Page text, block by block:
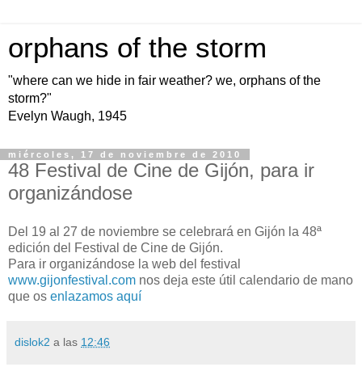
orphans of the storm
"where can we hide in fair weather? we, orphans of the
storm?"
Evelyn Waugh, 1945
miércoles, 17 de noviembre de 2010
48 Festival de Cine de Gijón, para ir
organizándose
Del 19 al 27 de noviembre se celebrará en Gijón la 48ª
edición del Festival de Cine de Gijón.
Para ir organizándose la web del festival
www.gijonfestival.com nos deja este útil calendario de mano
que os enlazamos aquí
dislok2 a las 12:46